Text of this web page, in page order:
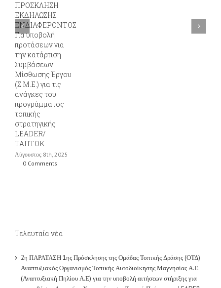
ΠΡΟΣΚΛΗΣΗ
ΕΚΔΗΛΩΣΗΣ
ΕΝΔΙΑΦΕΡΟΝΤΟΣ
Για υποβολή
προτάσεων για
την κατάρτιση
Συμβάσεων
Μίσθωσης Έργου
(Σ.Μ.Ε.) για τις
ανάγκες του
προγράμματος
τοπικής
στρατηγικής
LEADER/
ΤΑΠΤΟΚ
Αύγουστος 8th, 2025
0 Comments
2η ΠΑΡΑΤΑΣΗ 1ης Πρόσκλησης της Ομάδας Τοπικής Δράσης (ΟΤΔ)
παρεμβάσεις Δημοσίου Χαρακτήρα στο Τοπικό Πρόγραμμα LEADER
ΣΣ ΚΑΠ 2023 2027 για την Μαγνησία και τις Σποράδες